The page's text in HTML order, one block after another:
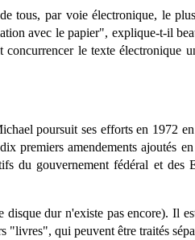
tous, par voie électronique, le
avec le papier", explique-t-il
le texte électronique
poursuit ses efforts en 1972
premiers amendements ajoutés
du gouvernement fédéral et
dur n'existe pas encore). Il
qui peuvent être traités